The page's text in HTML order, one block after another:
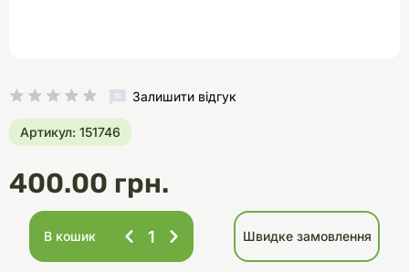
Залишити відгук
Артикул: 151746
400.00 грн.
В кошик Швидке замовлення